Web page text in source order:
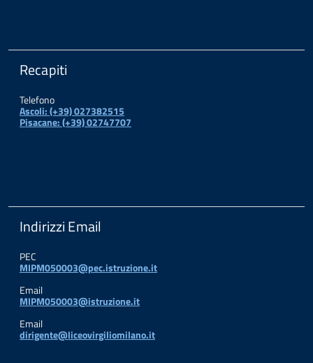
Recapiti
Telefono
Ascoli: (+39) 027382515
Pisacane: (+39) 02747707
Indirizzi Email
PEC
MIPM050003@pec.istruzione.it
Email
MIPM050003@istruzione.it
Email
dirigente@liceovirgiliomilano.it